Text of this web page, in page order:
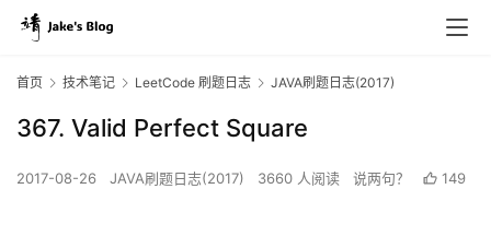
首页 技术笔记 LeetCode 刷题日志 JAVA刷题日志(2017)
367. Valid Perfect Square
2017-08-26 JAVA刷题日志(2017) 3660 人阅读 说两句？ 149